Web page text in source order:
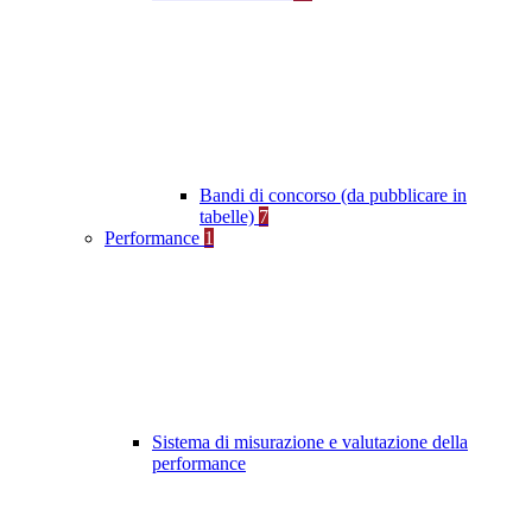
Bandi di concorso (da pubblicare in
tabelle) 7
Performance 1
Sistema di misurazione e valutazione della
performance